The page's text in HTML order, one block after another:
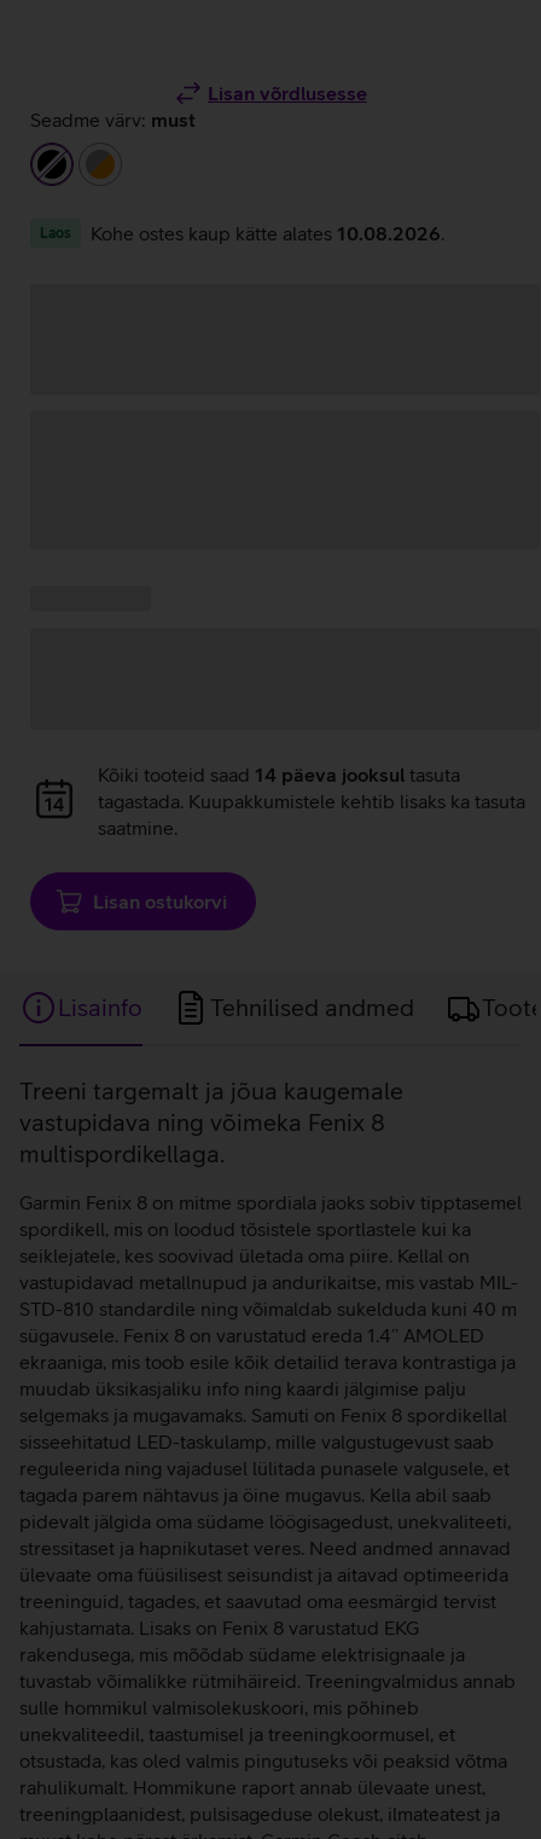
Lisan võrdlusesse
Seadme värv: must
musthall/oranž
Laos Kohe ostes kaup kätte alates 10.08.2026
Andmete
laadimine
Kõiki tooteid saad 14 päeva jooksul tasuta
tagastada. Kuupakkumistele kehtib lisaks ka tasuta
saatmine.
Lisan ostukorvi
Lisainfo Tehnilised andmed
Lisainfo
Treeni targemalt ja jõua kaugemale
vastupidava ning võimeka Fenix 8
multispordikellaga.
Garmin Fenix 8 on mitme spordiala jaoks sobiv tipptasemel
spordikell, mis on loodud tõsistele sportlastele kui ka
seiklejatele, kes soovivad ületada oma piire. Kellal on
vastupidavad metallnupud ja andurikaitse, mis vastab MIL-
STD-810 standardile ning võimaldab sukelduda kuni 40 m
sügavusele. Fenix 8 on varustatud ereda 1.4’’ AMOLED
ekraaniga, mis toob esile kõik detailid terava kontrastiga ja
muudab üksikasjaliku info ning kaardi jälgimise palju
selgemaks ja mugavamaks. Samuti on Fenix 8 spordikellal
sisseehitatud LED-taskulamp, mille valgustugevust saab
reguleerida ning vajadusel lülitada punasele valgusele, et
tagada parem nähtavus ja öine mugavus. Kella abil saab
pidevalt jälgida oma südame löögisagedust, unekvaliteeti,
stressitaset ja hapnikutaset veres. Need andmed annavad
ülevaate oma füüsilisest seisundist ja aitavad optimeerida
treeninguid, tagades, et saavutad oma eesmärgid tervist
kahjustamata. Lisaks on Fenix 8 varustatud EKG
rakendusega, mis mõõdab südame elektrisignaale ja
tuvastab võimalikke rütmihäireid. Treeningvalmidus annab
sulle hommikul valmisolekuskoori, mis põhineb
unekvaliteedil, taastumisel ja treeningkoormusel, et
otsustada, kas oled valmis pingutuseks või peaksid võtma
rahulikumalt. Hommikune raport annab ülevaate unest,
treeningplaanidest, pulsisageduse olekust, ilmateatest ja